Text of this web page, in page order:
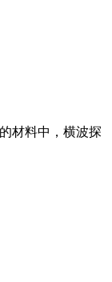
材料中，横波探